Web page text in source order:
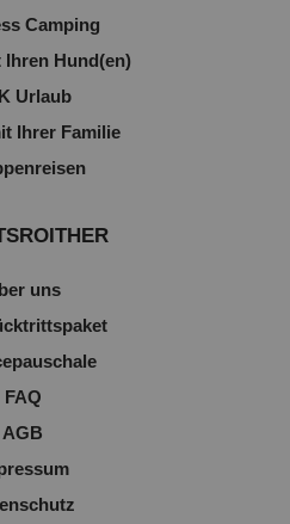
Camping
Ihren Hund(en)
Urlaub
Ihrer Familie
uns
FAQ
AGB